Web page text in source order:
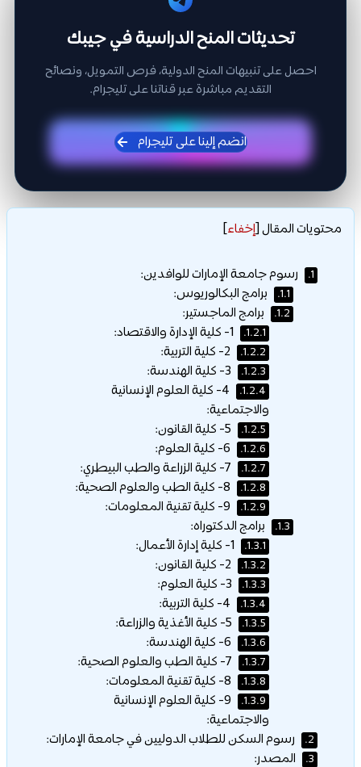
تحديثات المنح الدراسية في جيبك
احصل على تنبيهات المنح الدولية، فرص التمويل، ونصائح
التقديم مباشرة عبر قناتنا على تليجرام.
انضم إلينا على تليجرام
محتويات المقال[إخفاء]
1. رسوم جامعة الإمارات للوافدين:
1.1. برامج البكالوريوس:
1.2. برامج الماجستير:
1.2.1.
1.2.2.
1.2.3.
1.2.4.
4- كلية العلوم الإنسانية
والاجتماعية:
1.2.5.
1.2.6.
1.2.7.
1.2.8.
1.2.9.
1.3. برامج الدكتوراه:
1.3.1.
1.3.2.
1.3.3.
1.3.4.
1.3.5.
1.3.6.
1.3.7.
1.3.8.
1.3.9.
9- كلية العلوم الإنسانية
والاجتماعية:
2. رسوم السكن للطلاب الدوليين في جامعة الإمارات:
3. المصدر: